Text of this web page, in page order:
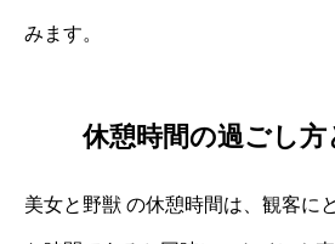
みます。
休憩時間の過ごし方
美女と野獣 の休憩時間は、観客に